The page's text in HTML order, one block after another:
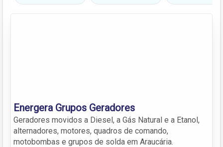
Energera Grupos Geradores
Geradores movidos a Diesel, a Gás Natural e a Etanol,
alternadores, motores, quadros de comando,
motobombas e grupos de solda em Araucária.